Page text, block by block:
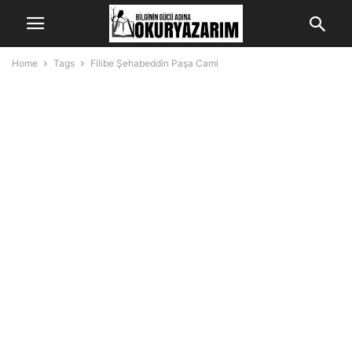
Home Tags Filibe Şehabeddin Paşa Cami